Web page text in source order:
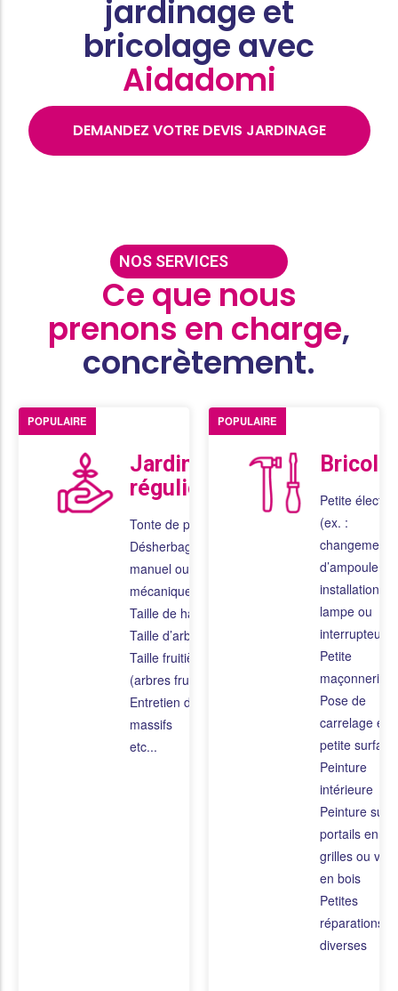
jardinage et
bricolage avec
Aidadomi
DEMANDEZ VOTRE DEVIS JARDINAGE
NOS SERVICES
Ce que nous
prenons en charge,
concrètement.
Jardinage
régulier
Tonte de pelouse
Désherbage
manuel ou
mécanique
Taille de haies
Taille d’arbustes
Taille fruitière
(arbres fruitiers)
Entretien des
massifs
etc...
POPULAIRE
Petite
(ex. :
changement
d’ampoule,
installation de
lampe ou
interrupteur
Petite
maçonnerie
Pose de
carrelage en
petite surface
Peinture
intérieure
Peinture sur
portails en
grilles ou
en bois
Petites
réparations
diverses
POPULAIRE